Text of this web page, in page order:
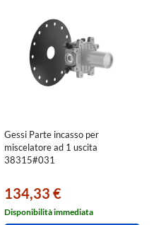
Gessi Parte incasso per
miscelatore ad 1 uscita
38315#031
134,33 €
Disponibilità immediata